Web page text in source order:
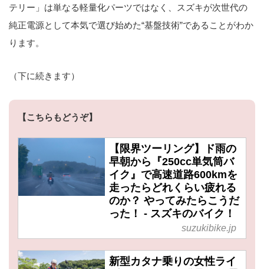
テリー」は単なる軽量化パーツではなく、スズキが次世代の
純正電源として本気で選び始めた“基盤技術”であることがわか
ります。
（下に続きます）
【こちらもどうぞ】
【限界ツーリング】ド雨の
早朝から『250cc単気筒バ
イク』で高速道路600kmを
走ったらどれくらい疲れる
のか？ やってみたらこうだ
った！ - スズキのバイク！
suzukibike.jp
新型カタナ乗りの女性ライ